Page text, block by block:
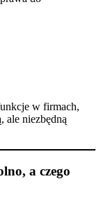
w firmach,
ale niezbędną
a czego